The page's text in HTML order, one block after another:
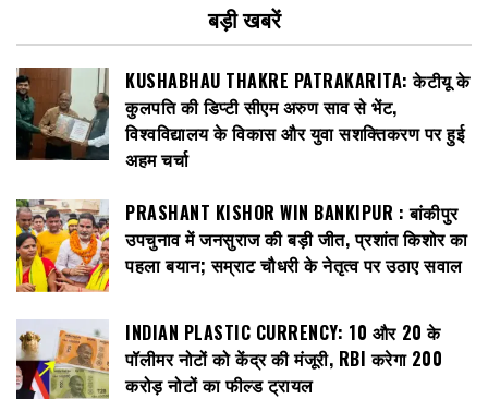
बड़ी खबरें
KUSHABHAU THAKRE PATRAKARITA: केटीयू के
कुलपति की डिप्टी सीएम अरुण साव से भेंट,
विश्वविद्यालय के विकास और युवा सशक्तिकरण पर हुई
अहम चर्चा
PRASHANT KISHOR WIN BANKIPUR : बांकीपुर
उपचुनाव में जनसुराज की बड़ी जीत, प्रशांत किशोर का
पहला बयान; सम्राट चौधरी के नेतृत्व पर उठाए सवाल
INDIAN PLASTIC CURRENCY: ₹10 और ₹20 के
पॉलीमर नोटों को केंद्र की मंजूरी, RBI करेगा 200
करोड़ नोटों का फील्ड ट्रायल